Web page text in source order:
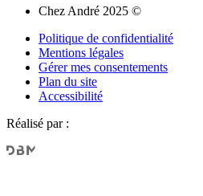
Chez André 2025 ©
Politique de confidentialité
Mentions légales
Gérer mes consentements
Plan du site
Accessibilité
Réalisé par :